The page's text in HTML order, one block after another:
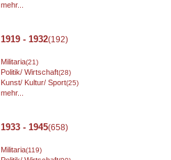
mehr...
1919 - 1932(192)
Militaria(21)
Politik/ Wirtschaft(28)
Kunst/ Kultur/ Sport(25)
mehr...
1933 - 1945(658)
Militaria(119)